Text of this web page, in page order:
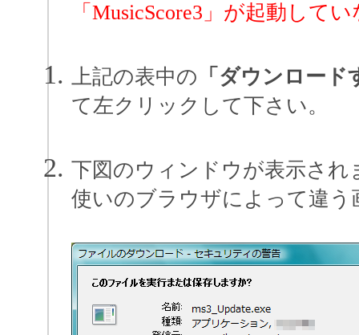
「MusicScore3」が起動して
上記の表中の 「ダウンロード
て左クリックして下さい。
下図のウィンドウが表示され
使いのブラウザによって違